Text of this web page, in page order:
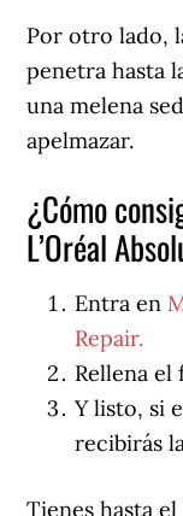
Por otro lado,
penetra hasta
una melena
apelmazar.
¿Cómo
L’Oréal
Entra en
Repair.
Rellena
Y listo, si
recibirás
Tienes hasta